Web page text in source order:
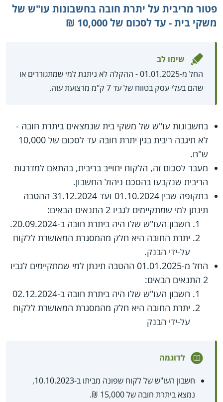
פטור מריבית על יתרת חובה בחשבונות עו"ש של
משקי בית - עד לסכום של 10,000 ₪
שימו לב
החל מ-01.01.2025 - ההקלה לא ניתנת למי שמתגוררים או
שהם בעלי עסק בטווח של עד 7 ק"מ מרצועת עזה.
בחשבונות עו"ש של משקי בית שנמצאים ביתרת חובה -
לא תיגבה ריבית בגין יתרת חובה עד לסכום של 10,000
ש"ח.
מעבר לסכום זה, הלקוח יחוייב בריבית, בהתאם למדרגות
הריבית שנקבעו בהסכם ניהול החשבון.
בתקופה שבין 01.10.2024 ועד 31.12.2024 ההטבה
תינתן למי שמתקיימים לגביו 2 התנאים הבאים:
חשבון העו"ש שלו היה ביתרת חובה ב-20.09.2024.
יתרת החובה היא חלק מהמסגרת המאושרת ללקוח
על-ידי הבנק.
החל מ-01.01.2025 ההטבה תינתן למי שמתקיימים לגביו
2 התנאים הבאים:
חשבון העו"ש שלו היה ביתרת חובה ב-02.12.2024
יתרת החובה היא חלק מהמסגרת המאושרת ללקוח
על-ידי הבנק
לדוגמה
חשבון העו"ש של לקוח שפונה מביתו ב-10.10.2023,
נמצא ביתרת חובה של 15,000 ₪.